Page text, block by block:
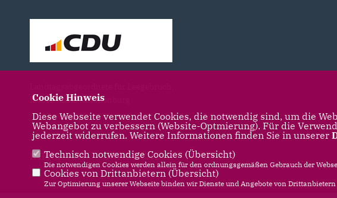
Liebenwalde, Oranienburg
IMPRESSUM DATENSCHUTZ KONTAKT
Cookie Hinweis
Diese Webseite verwendet Cookies, die notwendig sind, um die
Webangebot zu verbessern (Website-Optmierung). Für die
jederzeit widerrufen. Weitere Informationen finden Sie in unserer
Technisch notwendige Cookies (Übersicht)
Die notwendigen Cookies werden allein für den ordnungsgemäßen Gebrauch der
Cookies von Drittanbietern (Übersicht)
Zur Optimierung unserer Webseite binden wir Dienste und Angebote von